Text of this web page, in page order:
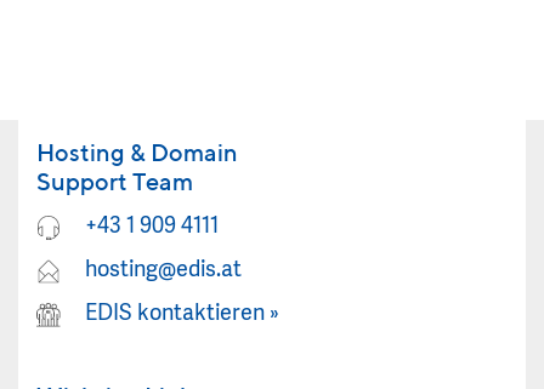
Hosting & Domain
Support Team
+43 1 909 4111
hosting@edis.at
EDIS kontaktieren »